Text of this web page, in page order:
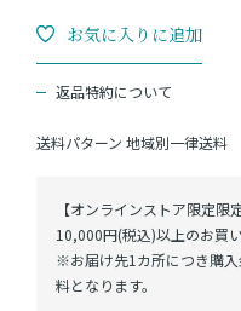
送料パターン 地域別一律送料
返品特約について
【オンラインストア限定限定
10,000円(税込)以上のお買
※お届け先1カ所につき購
料となります。